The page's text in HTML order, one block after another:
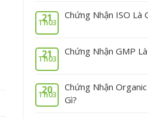
21
Th03
Chứng Nhận ISO Là
21
Th03
Chứng Nhận GMP
20
Th03
Chứng Nhận
Gì?